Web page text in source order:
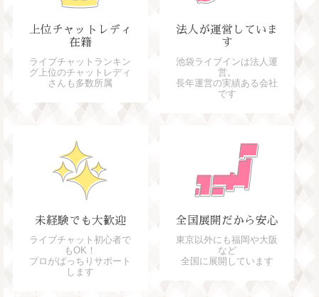
上位チャットレディ
在籍
ライブチャットランキン
グ上位のチャットレディ
さんも多数所属
法人が運営していま
す
池袋ライブインは法人運
営。
長年運営の実績ある会社
です
未経験でも大歓迎
ライブチャット初心者で
もOK！
プロがばっちりサポート
します
全国展開だから安心
東京以外にも福岡や大阪
など
全国に展開しています